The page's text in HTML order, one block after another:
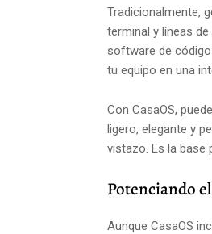
Tradicionalmente,
terminal y líneas
software de
tu equipo en una
Con CasaOS,
ligero, elegante y
vistazo. Es la base
Potenciando
Aunque CasaOS